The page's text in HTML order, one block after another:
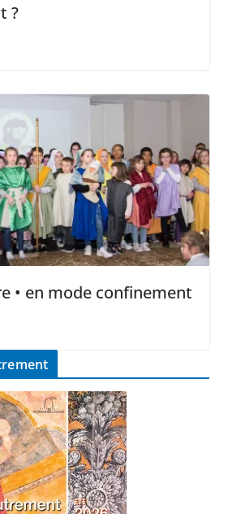
?
• en mode confinement